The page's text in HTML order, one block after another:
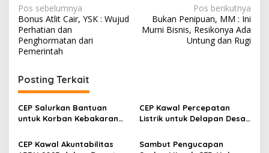
N
a
v
i
g
a
s
i
p
Pos sebelumnya
‎Bonus Atlit Cair, YSK : Wujud
Perhatian dan
Penghormatan dari
Pemerintah
Pos berikutnya
Bukan Penipuan, MM : Ini
Murni Bisnis, Resikonya Ada
Untung dan Rugi
Posting Terkait
CEP Salurkan Bantuan
untuk Korban Kebakaran
bagi Warga Terdampak
CEP Kawal Percepatan
Listrik untuk Delapan Desa
Rasio Elektrifikasi 100
Persen
CEP Kawal Akuntabilitas
Sambut Pengucapan